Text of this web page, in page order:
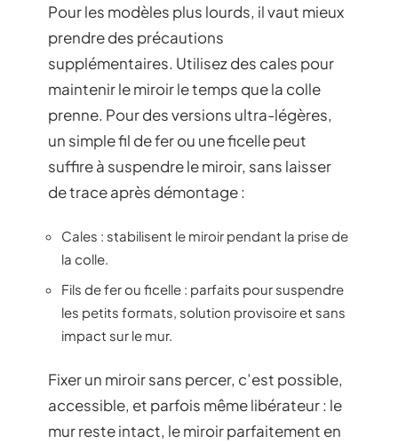
Pour les modèles plus lourds, il vaut mieux
prendre des précautions
supplémentaires. Utilisez des cales pour
maintenir le miroir le temps que la colle
prenne. Pour des versions ultra-légères,
un simple fil de fer ou une ficelle peut
suffire à suspendre le miroir, sans laisser
de trace après démontage :
Cales : stabilisent le miroir pendant la prise de
la colle.
Fils de fer ou ficelle : parfaits pour suspendre
les petits formats, solution provisoire et sans
impact sur le mur.
Fixer un miroir sans percer, c’est possible,
accessible, et parfois même libérateur : le
mur reste intact, le miroir parfaitement en